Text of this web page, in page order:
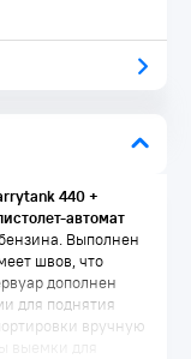
440 +
автомат
Выполнен
швов, что
дополнен
для поднятия
вручную
выемки для